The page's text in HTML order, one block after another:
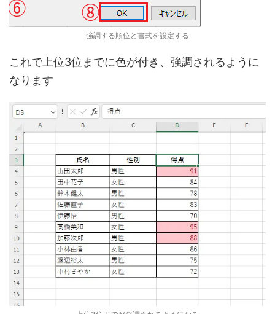
強調する順位と書式を設定する
これで上位3位までに色が付き、強調されるように
なります